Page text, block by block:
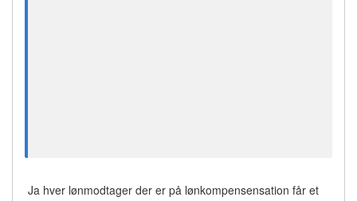
Ja hver lønmodtager der er på lønkompensensation får et